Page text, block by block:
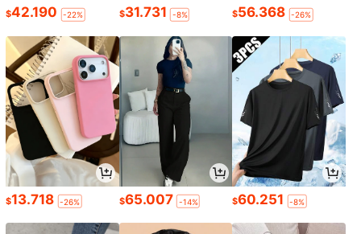
$42.190 -22% $31.731 -8% $56.368 -26%
$13.718 -26% $65.007 -14% $60.251 -8%